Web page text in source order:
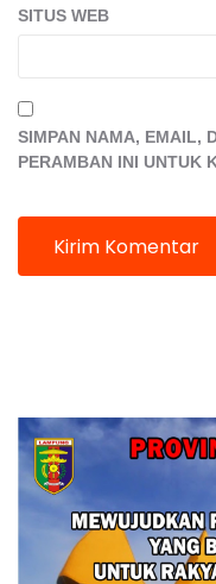
SITUS WEB
SIMPAN NAMA, EMAIL,
PERAMBAN INI UNTUK